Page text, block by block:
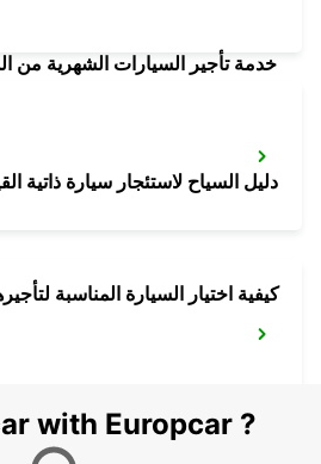
خدمة تأجير السيارات الشهرية من
دليل السياح لاستئجار سيارة ذاتية
كيفية اختيار السيارة المناسبة
with Europcar ?